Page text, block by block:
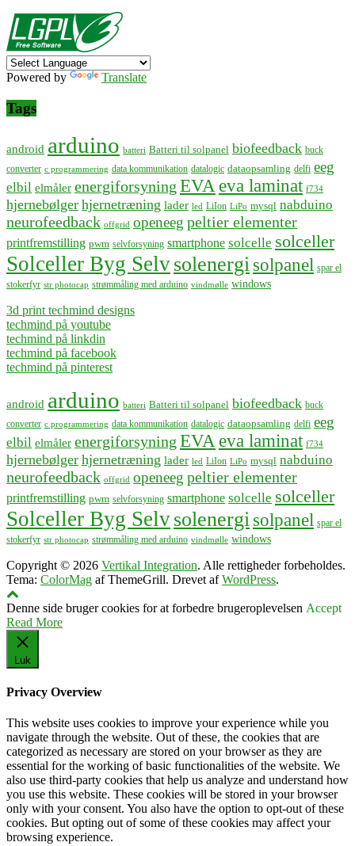
Powered by Translate
Tags
android arduino batteri Batteri til solpanel biofeedback buck
converter c programmering data kommunikation datalogic dataopsamling delfi eeg
elbil elmåler energiforsyning EVA eva laminat f734
hjernebølger hjernetræning lader led LiIon LiPo mysql nabduino
neurofeedback offgrid openeeg peltier elementer
printfremstilling pwm selvforsyning smartphone solcelle solceller
Solceller Byg Selvsolenergisolpanel spar el
stokerfyr str photocap strømmåling med arduino vindmølle windows
3d print techmind designs
techmind på youtube
techmind på linkdin
techmind på facebook
techmind på pinterest
android arduino batteri Batteri til solpanel biofeedback buck
converter c programmering data kommunikation datalogic dataopsamling delfi eeg
elbil elmåler energiforsyning EVA eva laminat f734
hjernebølger hjernetræning lader led LiIon LiPo mysql nabduino
neurofeedback offgrid openeeg peltier elementer
printfremstilling pwm selvforsyning smartphone solcelle solceller
Solceller Byg Selvsolenergisolpanel spar el
stokerfyr str photocap strømmåling med arduino vindmølle windows
Copyright © 2026 Vertikal Integration. Alle rettigheder forbeholdes.
Tema: ColorMag af ThemeGrill. Drevet afWordPress.
Denne side bruger cookies for at forbedre brugeroplevelsen Accept
Read More
Luk
Privacy Overview
This website uses cookies to improve your experience while you
navigate through the website. Out of these, the cookies that are
categorized as necessary are stored on your browser as they are
essential for the working of basic functionalities of the website. We
also use third-party cookies that help us analyze and understand how
you use this website. These cookies will be stored in your browser
only with your consent. You also have the option to opt-out of these
cookies. But opting out of some of these cookies may affect your
browsing experience.